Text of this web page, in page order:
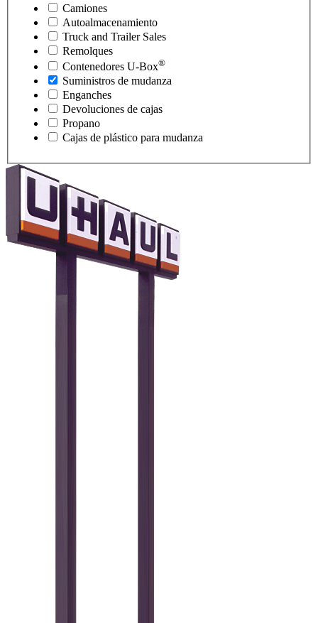
Camiones
Autoalmacenamiento
Truck and Trailer Sales
Remolques
Contenedores U-Box®
Suministros de mudanza
Enganches
Devoluciones de cajas
Propano
Cajas de plástico para mudanza